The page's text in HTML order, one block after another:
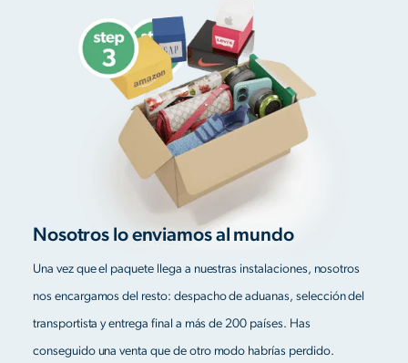
Nosotros lo enviamos al mundo
Una vez que el paquete llega a nuestras instalaciones, nosotros
nos encargamos del resto: despacho de aduanas, selección del
transportista y entrega final a más de 200 países. Has
conseguido una venta que de otro modo habrías perdido.